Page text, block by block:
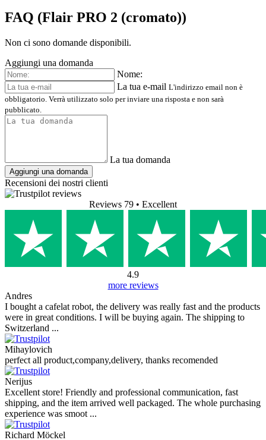
FAQ (Flair PRO 2 (cromato))
Non ci sono domande disponibili.
Aggiungi una domanda
Nome:
La tua e-mail L'indirizzo email non è
obbligatorio. Verrà utilizzato solo per inviare una risposta e non sarà
pubblicato.
La tua domanda
Aggiungi una domanda
Recensioni dei nostri clienti
Reviews 79 • Excellent
4.9
more reviews
Andres
I bought a cafelat robot, the delivery was really fast and the products
were in great conditions. I will be buying again. The shipping to
Switzerland ...
Mihaylovich
perfect all product,company,delivery, thanks recomended
Nerijus
Excellent store! Friendly and professional communication, fast
shipping, and the item arrived well packaged. The whole purchasing
experience was smoot ...
Richard Möckel